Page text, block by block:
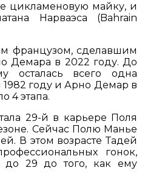
цикламеновую майку, и
Нарваэса (Bahrain
французом, сделавшим
Демара в 2022 году. До
осталась всего одна
году и Арно Демар в
4 этапа.
29-й в карьере Поля
Сейчас Полю Манье
В этом возрасте Тадей
гонок,
до 29 до того, как ему